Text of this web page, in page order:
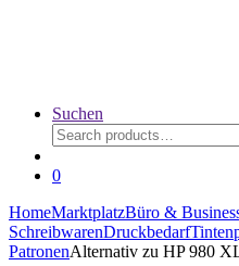
Suchen
Search
for:
0
HomeMarktplatzBüro &
SchreibwarenDruckbedarf
PatronenAlternativ zu HP 980